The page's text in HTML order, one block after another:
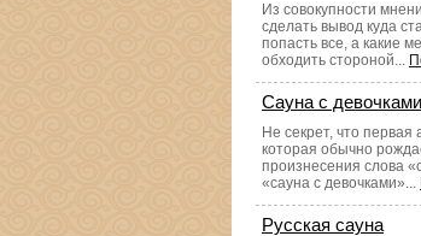
Из совокупности
сделать вывод куда
попасть все, а какие
обходить стороной...
Сауна с девочками
Не секрет, что первая
которая обычно
произнесения слова
«сауна с девочками»...
Русская сауна